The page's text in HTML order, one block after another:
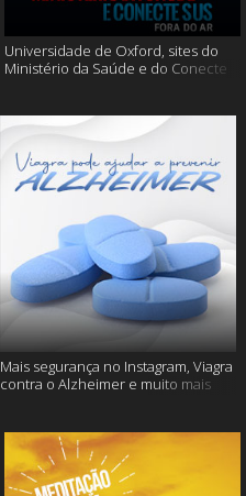
Universidade de Oxford, sites do
Ministério da Saúde e do Conecte
Mais segurança no Instagram, Viagra
contra o Alzheimer e muito mais